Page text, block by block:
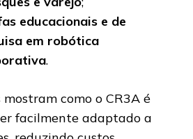
educacionais e de
em robótica
.
mostram como o CR3A é
facilmente adaptado a